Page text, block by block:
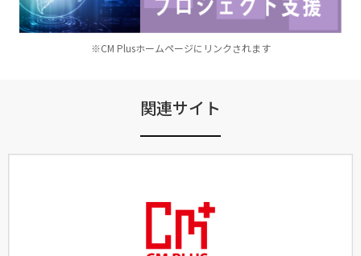
※CM Plusホームページにリンクされます
関連サイト